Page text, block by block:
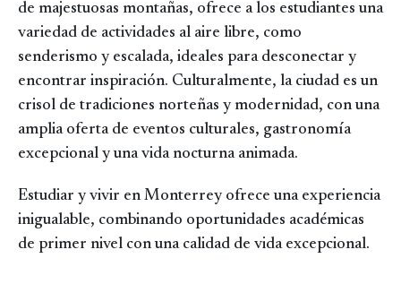
de majestuosas montañas, ofrece a los estudiantes una
variedad de actividades al aire libre, como
senderismo y escalada, ideales para desconectar y
encontrar inspiración. Culturalmente, la ciudad es un
crisol de tradiciones norteñas y modernidad, con una
amplia oferta de eventos culturales, gastronomía
excepcional y una vida nocturna animada.
Estudiar y vivir en Monterrey ofrece una experiencia
inigualable, combinando oportunidades académicas
de primer nivel con una calidad de vida excepcional.